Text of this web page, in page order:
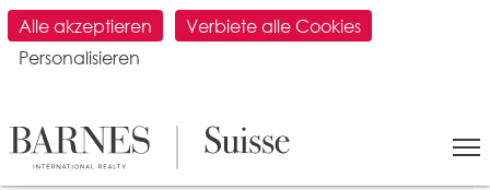
SUCHEN
>Immobilienpreis pro m2
eine Wohnung oder ein Haus in Cheiry
(1529) ? Immobilienbewertung.
Alle akzeptieren
Verbiete alle Cookies
Personalisieren